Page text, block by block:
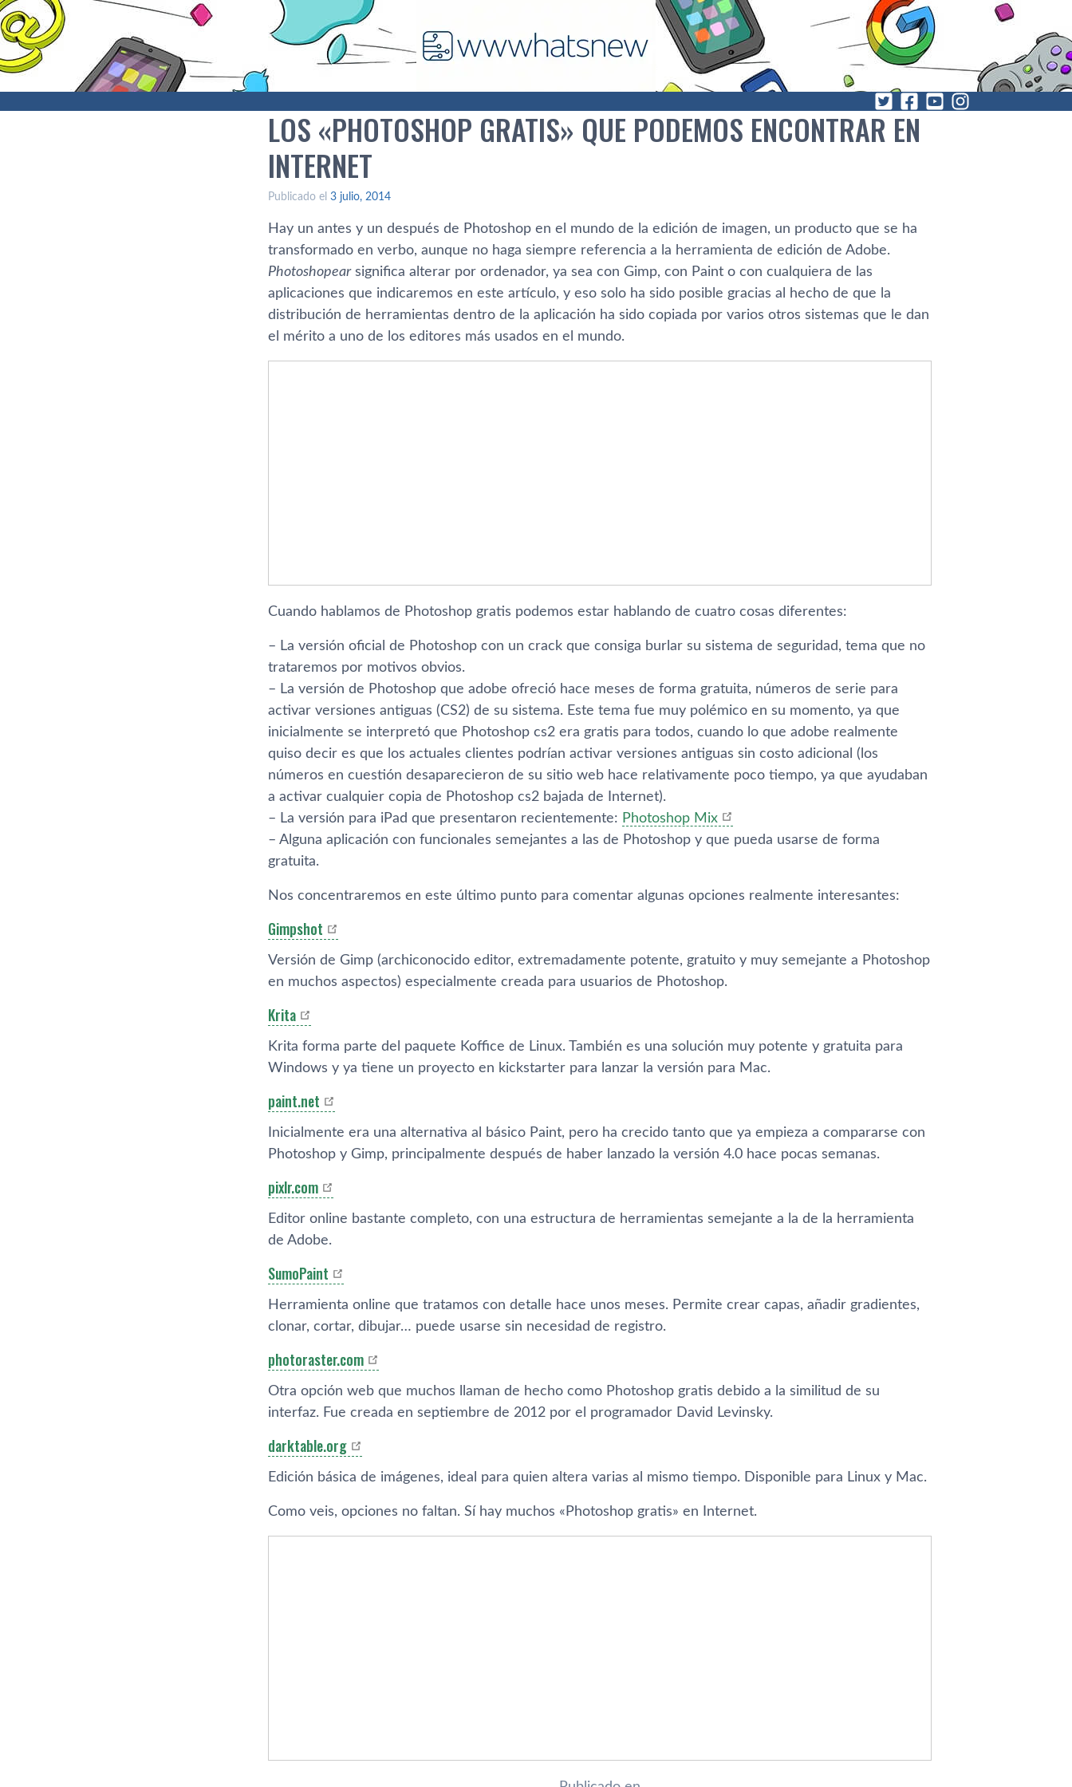
LOS «PHOTOSHOP GRATIS» QUE PODEMOS ENCONTRAR EN
INTERNET
Publicado el 3 julio, 2014
Hay un antes y un después de Photoshop en el mundo de la edición de imagen, un producto que se ha
transformado en verbo, aunque no haga siempre referencia a la herramienta de edición de Adobe.
Photoshopearsignifica alterar por ordenador, ya sea con Gimp, con Paint o con cualquiera de las
aplicaciones que indicaremos en este artí­culo, y eso solo ha sido posible gracias al hecho de que la
distribución de herramientas dentro de la aplicación ha sido copiada por varios otros sistemas que le dan
el mérito a uno de los editores más usados en el mundo.
Cuando hablamos de Photoshop gratis podemos estar hablando de cuatro cosas diferentes:
– La versión oficial de Photoshop con un crack que consiga burlar su sistema de seguridad, tema que no
trataremos por motivos obvios.
– La versión de Photoshop que adobe ofreció hace meses de forma gratuita, números de serie para
activar versiones antiguas (CS2) de su sistema. Este tema fue muy polémico en su momento, ya que
inicialmente se interpretó que Photoshop cs2 era gratis para todos, cuando lo que adobe realmente
quiso decir es que los actuales clientes podrí­an activar versiones antiguas sin costo adicional (los
números en cuestión desaparecieron de su sitio web hace relativamente poco tiempo, ya que ayudaban
a activar cualquier copia de Photoshop cs2 bajada de Internet).
– La versión para iPad que presentaron recientemente: Photoshop Mix
– Alguna aplicación con funcionales semejantes a las de Photoshop y que pueda usarse de forma
gratuita.
Nos concentraremos en este último punto para comentar algunas opciones realmente interesantes:
Gimpshot
Versión de Gimp (archiconocido editor, extremadamente potente, gratuito y muy semejante a Photoshop
en muchos aspectos) especialmente creada para usuarios de Photoshop.
Krita
Krita forma parte del paquete Koffice de Linux. También es una solución muy potente y gratuita para
Windows y ya tiene un proyecto en kickstarter para lanzar la versión para Mac.
paint.net
Inicialmente era una alternativa al básico Paint, pero ha crecido tanto que ya empieza a compararse con
Photoshop y Gimp, principalmente después de haber lanzado la versión 4.0 hace pocas semanas.
pixlr.com
Editor online bastante completo, con una estructura de herramientas semejante a la de la herramienta
de Adobe.
SumoPaint
Herramienta online que tratamos con detalle hace unos meses. Permite crear capas, añadir gradientes,
clonar, cortar, dibujar… puede usarse sin necesidad de registro.
photoraster.com
Otra opción web que muchos llaman de hecho como Photoshop gratis debido a la similitud de su
interfaz. Fue creada en septiembre de 2012 por el programador David Levinsky.
darktable.org
Edición básica de imágenes, ideal para quien altera varias al mismo tiempo. Disponible para Linux y Mac.
Como veis, opciones no faltan. Sí­ hay muchos «Photoshop gratis» en Internet.